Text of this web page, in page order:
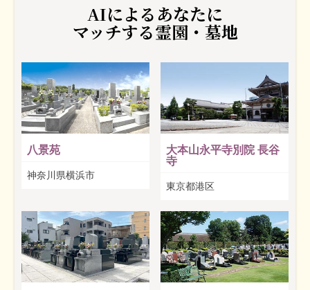
AIによるあなたに
マッチする霊園・墓地
八景苑
神奈川県横浜市
大本山永平寺別院 長谷
寺
東京都港区